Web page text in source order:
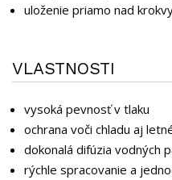
uloženie priamo nad
VLASTNOSTI
vysoká pevnosť v tlaku
ochrana voči chladu aj
dokonalá difúzia vodných
rýchle spracovanie a